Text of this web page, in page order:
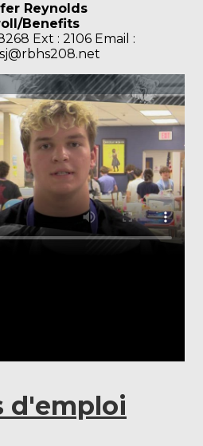
Reynolds
Benefits
Ext : 2106 Email :
d'emploi